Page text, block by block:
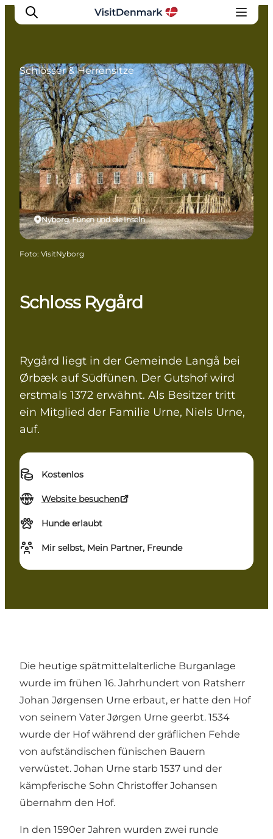
Inspiration
Regionen
Erlebnisse
Unterkünfte
Reiseplanung
Schloss Rygård
Rygård liegt in der Gemeinde Langå bei
Ørbæk auf Südfünen. Der Gutshof wird
erstmals 1372 erwähnt. Als Besitzer tritt
ein Mitglied der Familie Urne, Niels Urne,
auf.
Kostenlos
Website besuchen
Hunde erlaubt
Mir selbst, Mein Partner, Freunde
Nyborg, Fünen und die Inseln
Schlösser & Herrensitze
Foto: VisitNyborg
Die heutige spätmittelalterliche Burganlage
wurde im frühen 16. Jahrhundert von Ratsherr
Johan Jørgensen Urne erbaut, er hatte den Hof
von seinem Vater Jørgen Urne geerbt. 1534
wurde der Hof während der gräflichen Fehde
von aufständischen fünischen Bauern
verwüstet. Johan Urne starb 1537 und der
kämpferische Sohn Christoffer Johansen
übernahm den Hof.
In den 1590er Jahren wurden zwei runde